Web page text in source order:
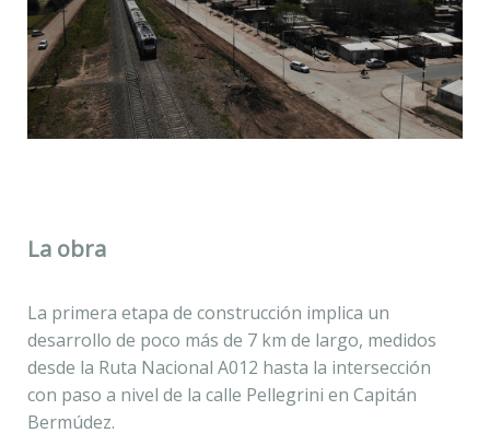
La obra
La primera etapa de construcción implica un
desarrollo de poco más de 7 km de largo, medidos
desde la Ruta Nacional A012 hasta la intersección
con paso a nivel de la calle Pellegrini en Capitán
Bermúdez.